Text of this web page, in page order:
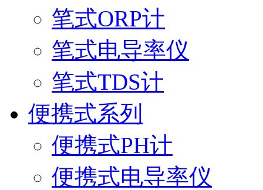
笔式ORP计
笔式电导率仪
笔式TDS计
便携式系列
便携式PH计
便携式电导率仪